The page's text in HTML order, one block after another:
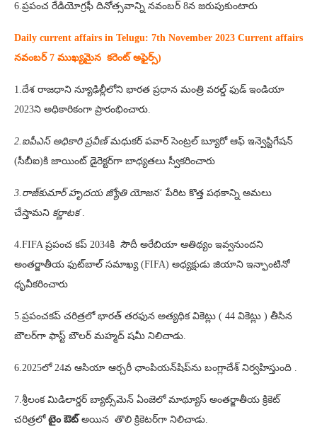
6.ప్రపంచ రేడియోగ్రఫీ దినోత్సవాన్ని నవంబర్ 8న జరుపుకుంటారు
Daily current affairs in Telugu: 7th November 2023 Current affairs
నవంబర్ 7 ముఖ్యమైన కరెంట్ అఫైర్స్‌)
1.దేశ రాజధాని న్యూఢిల్లీలోని భారత ప్రధాన మంత్రి వరల్డ్ ఫుడ్ ఇండియా
2023ని అధికారికంగా ప్రారంభించారు.
2.ఐపీఎస్ అధికారి ప్రవీణ్మధుకర్ పవార్ సెంట్రల్ బ్యూరో ఆఫ్ ఇన్వెస్టిగేషన్
(సీబీఐ)కి జాయింట్ డైరెక్టర్‌గా బాధ్యతలు స్వీకరించారు
3.రాజ్‌కుమార్‌ హృదయ జ్యోతి యోజన‘ పేరిట కొత్త పథకాన్ని అమలు
చేస్తామని కర్ణాటక.
4.FIFA ప్రపంచ కప్ 2034కి సౌదీ అరేబియా ఆతిథ్యం ఇవ్వనుందని
అంతర్జాతీయ ఫుట్‌బాల్ సమాఖ్య (FIFA) అధ్యక్షుడు జియాని ఇన్ఫాంటినో
ధృవీకరించారు
5.ప్రపంచకప్ చరిత్రలో భారత్ తరఫున అత్యధిక వికెట్లు ( 44 వికెట్లు ) తీసిన
బౌలర్‌గా ఫాస్ట్ బౌలర్ మహ్మద్ షమీ నిలిచాడు.
6.2025లో 24వ ఆసియా ఆర్చరీ ఛాంపియన్‌షిప్‌ను బంగ్లాదేశ్ నిర్వహిస్తుంది .
7.శ్రీలంక మిడిలార్డర్ బ్యాట్స్‌మెన్ ఏంజెలో మాథ్యూస్ అంతర్జాతీయ క్రికెట్
చరిత్రలో టైం ఔట్ అయిన తొలి క్రికెటర్‌గా నిలిచాడు.